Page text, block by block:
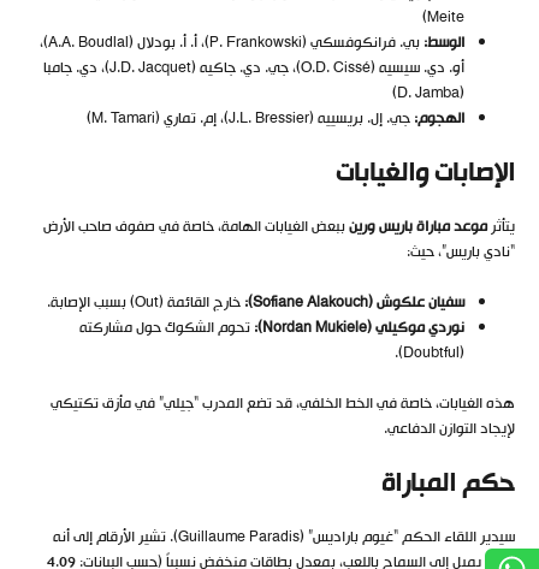
Meite)
الوسط:
بي. فرانكوفسكي (P. Frankowski)، أ. أ. بودلال (A.A. Boudlal)،
أو. دي. سيسيه (O.D. Cissé)، جي. دي. جاكيه (J.D. Jacquet)، دي. جامبا
(D. Jamba)
الهجوم:جي. إل. بريسييه (J.L. Bressier)، إم. تماري (M. Tamari)
الإصابات والغيابات
يتأثرموعد مباراة باريس ورينببعض الغيابات الهامة، خاصة في صفوف صاحب الأرض
“نادي باريس”، حيث:
سفيان علكوش (Sofiane Alakouch):
خارج القائمة (Out) بسبب الإصابة.
نوردي موكيلي (Nordan Mukiele):
تحوم الشكوك حول مشاركته
(Doubtful).
هذه الغيابات، خاصة في الخط الخلفي، قد تضع المدرب “جيلي” في مأزق تكتيكي
لإيجاد التوازن الدفاعي.
حكم المباراة
سيدير اللقاء الحكم “غيوم باراديس” (Guillaume Paradis). تشير الأرقام إلى أنه
حكم يميل إلى السماح باللعب، بمعدل بطاقات منخفض نسبياً (حسب البيانات: 4.09